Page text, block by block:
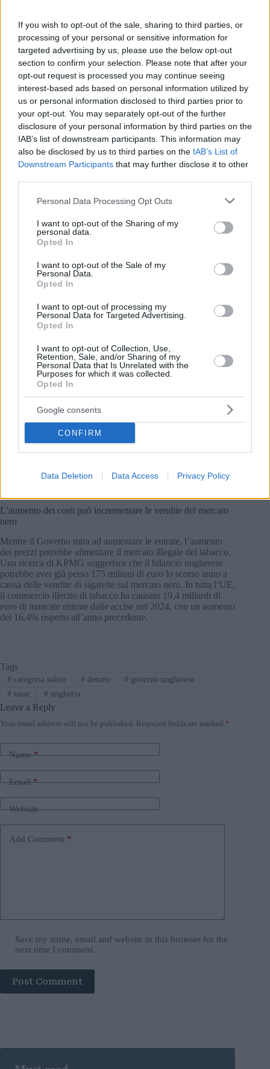
If you wish to opt-out of the sale, sharing to third parties, or
processing of your personal or sensitive information for
targeted advertising by us, please use the below opt-out
section to confirm your selection. Please note that after your
opt-out request is processed you may continue seeing
interest-based ads based on personal information utilized by
us or personal information disclosed to third parties prior to
your opt-out. You may separately opt-out of the further
disclosure of your personal information by third parties on the
IAB’s list of downstream participants. This information may
also be disclosed by us to third parties on the IAB’s List of
Downstream Participants that may further disclose it to other
Please note that this website/app uses one or more Google
not limited to your visit or usage behaviour. You may click to
grant or deny consent to Google and its third-party tags to
use your data for below specified purposes in below Google
consent section.
Personal Data Processing Opt Outs
I want to opt-out of the Sharing of my
personal data.
Opted In
I want to opt-out of the Sale of my
Personal Data.
Opted In
I want to opt-out of processing my
Personal Data for Targeted Advertising.
Opted In
I want to opt-out of Collection, Use,
Retention, Sale, and/or Sharing of my
Personal Data that Is Unrelated with the
Purposes for which it was collected.
Opted In
Google consents
CONFIRM
Data Deletion Data Access Privacy Policy
Una tabaccheria nazionale (Nemzeti Dohánybolt) a Budapest.
Foto:depositphotos.com
Quali sono le sigarette, i sigari e il tabacco interessati
L’Autorità di Regolamentazione per le Attività Regolamentate
(SZTFH) haaggiornato i listini ufficiali dei prezzi al dettaglio
per i prodotti del tabacco il 31 dicembre 2025. Questo
aggiornamento riguarda 36 sigarette, 33 sigari e sigaretti e 38
varietà di altri prodotti del tabacco, con effetto dal 1° gennaio
e dal 5 gennaio 2026. Trovi l’elenco completo dei prodotti
interessati nell’
articolo di Pénzcentrum
Tra i prodotti in aumento il 1° gennaio ci sono:
Black, Whisky Bronze – HUF 4.050
Stanwell Melange, Vanilla Sungold; Alsbo Sungold,
Ruby; miscele Peterson – HUF 4.400-7.200
Sigari Premium Don Tomás – HUF 11.000-13.000
Dal 5 gennaio, 36 sigarette e decine di altri prodotti subiranno
West Red, Blue, Silver, Ice Superslims – HUF 2.370-
2.480
Davidoff PL, Superslims e linee Reach – 2.420-2.670
HUF
Prodotti riscaldati e stick a marchio iD – 1.999 HUF
I rivenditori devono pubblicare gli aggiornamenti dei prezzi in
anticipo, con i listini disponibili online e aggiornati due volte
Budapest affronta un crescente problema di droga: ‘Le
L’aumento dei costi può incrementare le vendite del mercato
nero
Mentre il Governo mira ad aumentare le entrate, l’aumento
dei prezzi potrebbe alimentare il mercato illegale del tabacco.
Una ricerca di KPMG suggerisce che il bilancio ungherese
potrebbe aver già perso 175 milioni di euro lo scorso anno a
causa delle vendite di sigarette sul mercato nero. In tutta l’UE,
il commercio illecito di tabacco ha causato 19,4 miliardi di
euro di mancate entrate dalle accise nel 2024, con un aumento
del 16,4% rispetto all’anno precedente.
Tags
#categoria salute #denaro # governo ungherese
#tasse #ungheria
Leave a Reply
Your email address will not be published. Required fields are marked *
Name*
Email*
Website
Add Comment *
Save my name, email and website in this browser for the
next time I comment.
Post Comment